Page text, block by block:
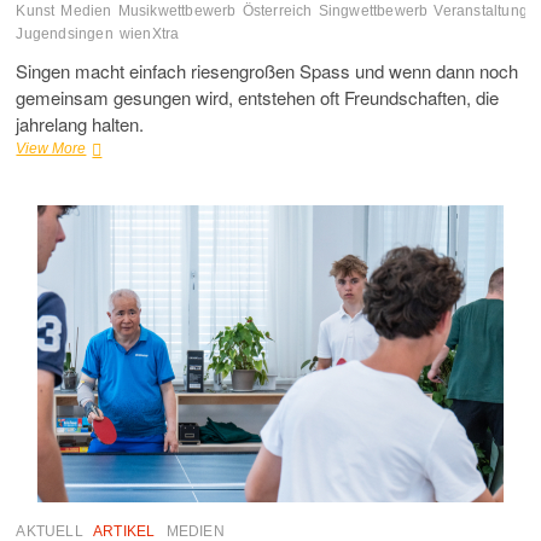
Kunst Medien Musikwettbewerb Österreich Singwettbewerb Veranstaltung
Jugendsingen wienXtra
Singen macht einfach riesengroßen Spass und wenn dann noch
gemeinsam gesungen wird, entstehen oft Freundschaften, die
jahrelang halten.
View MoreWiener
Anmeldefrist
AKTUELL ARTIKEL MEDIEN